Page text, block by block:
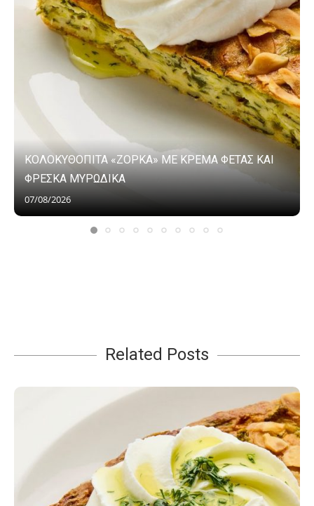
ΚΟΛΟΚΥΘΟΠΙΤΑ «ΖΟΡΚΑ» ΜΕ ΚΡΕΜΑ ΦΕΤΑΣ ΚΑΙ
ΦΡΕΣΚΑ ΜΥΡΩΔΙΚΑ
07/08/2026
Related Posts